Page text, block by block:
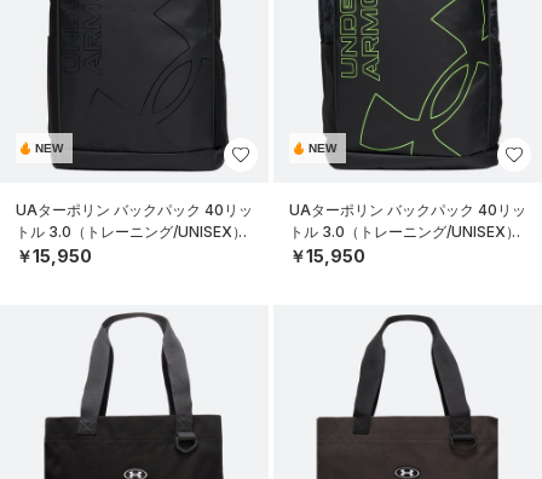
NEW
UAターポリン バックパック 40リッ
トル 3.0（トレーニング/UNISEX）
￥15,950
NEW
UAターポリン バックパック 40リッ
トル 3.0（トレーニング/UNISEX）
￥15,950